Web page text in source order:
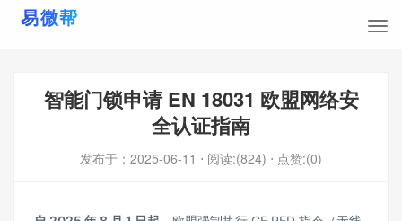
智能门锁申请 EN 18031 欧盟网络安
全认证指南
发布于： 2025-06-11 ⋅ 阅读:(824) ⋅ 点赞:(0)